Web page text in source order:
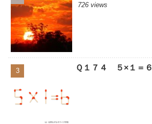
726 views
Ｑ１７４ ５×１＝６